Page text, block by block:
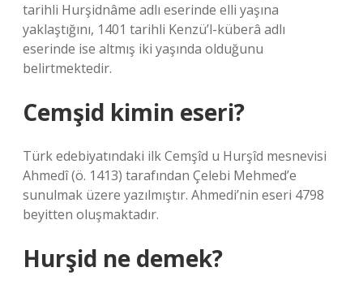
tarihli Hurşidnâme adlı eserinde elli yaşına
yaklaştığını, 1401 tarihli Kenzü’l-küberâ adlı
eserinde ise altmış iki yaşında olduğunu
belirtmektedir.
Cemşid kimin eseri?
Türk edebiyatındaki ilk Cemşîd u Hurşîd mesnevisi
Ahmedî (ö. 1413) tarafından Çelebi Mehmed’e
sunulmak üzere yazılmıştır. Ahmedi’nin eseri 4798
beyitten oluşmaktadır.
Hurşid ne demek?